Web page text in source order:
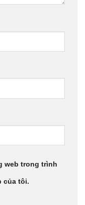
web trong trình
của tôi.